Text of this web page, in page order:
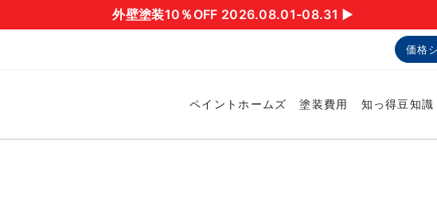
外壁塗装10％OFF 2026.08.01-08.31 ▶︎
価格
ペイントホームズ 塗装費用 知っ得豆知識